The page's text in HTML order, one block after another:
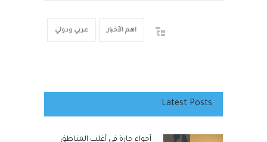
اهم الأخبار عربي ودولي
Latest Posts
أجواء حارة في أغلب المناطق